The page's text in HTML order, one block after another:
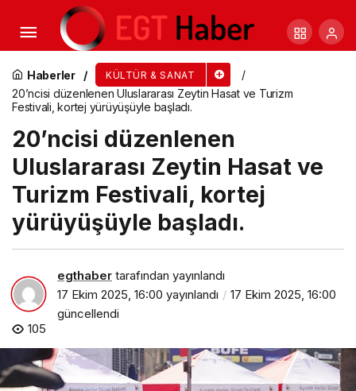
Haberler KÜLTÜR & SANAT
20’ncisi düzenlenen Uluslararası Zeytin Hasat ve Turizm
Festivali, kortej yürüyüşüyle başladı.
20’ncisi düzenlenen
Uluslararası Zeytin Hasat ve
Turizm Festivali, kortej
yürüyüşüyle başladı.
egthaber tarafından yayınlandı
17 Ekim 2025, 16:00 yayınlandı
17 Ekim 2025, 16:00
güncellendi
105
20’ncisi düzenlenen Uluslararası Zeytin Hasat
ve Turizm Festivali, kortej yürüyüşüyle başladı.